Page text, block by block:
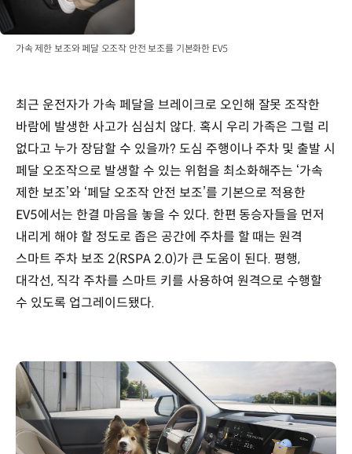
가속 제한 보조와 페달 오조작 안전 보조를 기본화한 EV5
최근 운전자가 가속 페달을 브레이크로 오인해 잘못 조작한
바람에 발생한 사고가 심심치 않다. 혹시 우리 가족은 그럴 리
없다고 누가 장담할 수 있을까? 도심 주행이나 주차 및 출발 시
페달 오조작으로 발생할 수 있는 위험을 최소화해주는 ‘가속
제한 보조’와 ‘페달 오조작 안전 보조’를 기본으로 적용한
EV5에서는 한결 마음을 놓을 수 있다. 한편 동승자들을 먼저
내리게 해야 할 정도로 좁은 공간에 주차를 할 때는 원격
스마트 주차 보조 2(RSPA 2.0)가 큰 도움이 된다. 평행,
대각선, 직각 주차를 스마트 키를 사용하여 원격으로 수행할
수 있도록 업그레이드됐다.